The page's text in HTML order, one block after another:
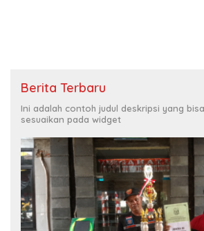
Berita Terbaru
Ini adalah contoh judul deskripsi yang
sesuaikan pada widget